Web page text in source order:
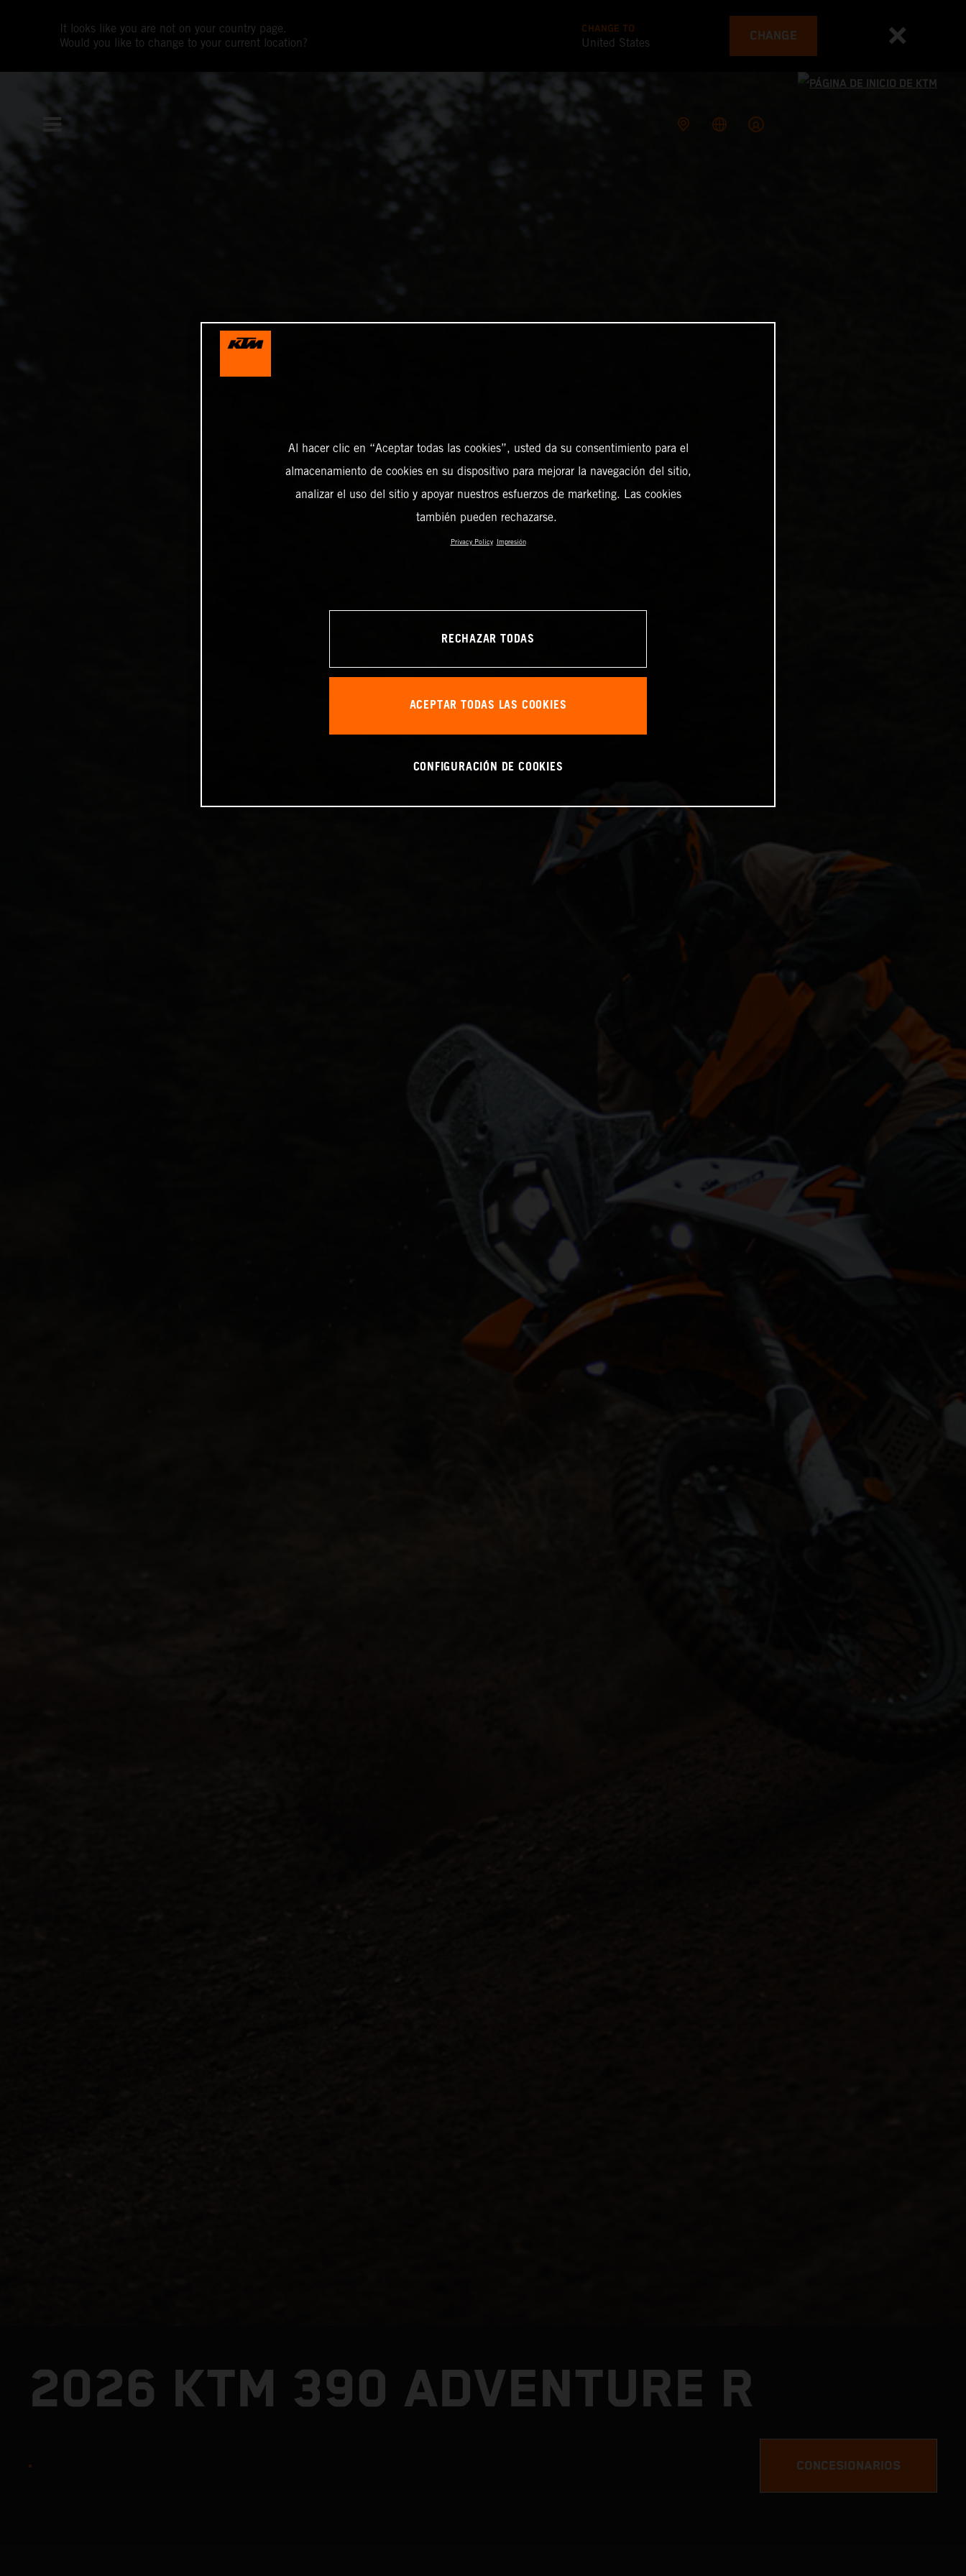
It looks like you are not on your country page.
Would you like to change to your current location?
CHANGE TO
United States CHANGE
2026 KTM 390 ADVENTURE R
CONCESIONARIOS
Al hacer clic en “Aceptar todas las cookies”, usted da su consentimiento para el
almacenamiento de cookies en su dispositivo para mejorar la navegación del sitio,
analizar el uso del sitio y apoyar nuestros esfuerzos de marketing. Las cookies
también pueden rechazarse.
Privacy Policy Impresión
RECHAZAR TODAS
ACEPTAR TODAS LAS COOKIES
CONFIGURACIÓN DE COOKIES